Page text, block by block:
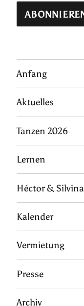
Anfang
Aktuelles
Tanzen 2026
Lernen
Héctor & Silvina
Kalender
Vermietung
Presse
Archiv